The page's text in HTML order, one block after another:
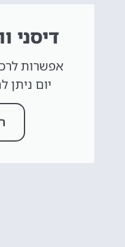
דיסני
יום ניתן